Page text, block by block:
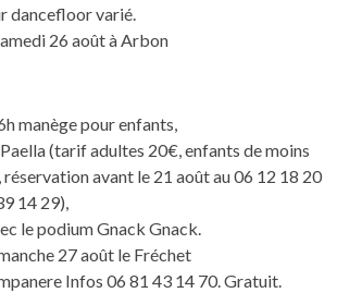
dancefloor varié.
26 août à Arbon
manège pour enfants,
(tarif adultes 20€, enfants de moins
réservation avant le 21 août au 06 12 18 20
14 29),
le podium Gnack Gnack.
27 août le Fréchet
Infos 06 81 43 14 70. Gratuit.